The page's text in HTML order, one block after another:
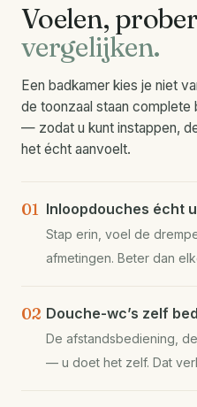
Voelen,
vergelijken.
Een badkamer kies je niet
de toonzaal staan complete
— zodat u kunt instappen,
het écht aanvoelt.
01 Inloopdouches écht
Stap erin, voel de
afmetingen. Beter dan
02 Douche-wc’s zelf
De afstandsbediening,
— u doet het zelf. Dat